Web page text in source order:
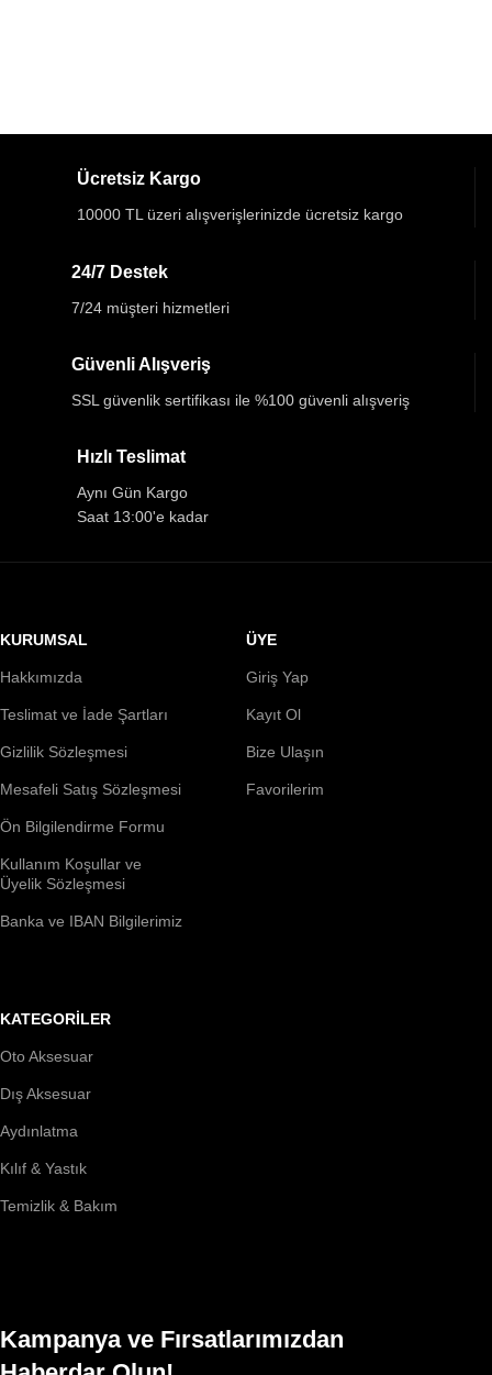
Ücretsiz Kargo
10000 TL üzeri alışverişlerinizde ücretsiz kargo
24/7 Destek
7/24 müşteri hizmetleri
Güvenli Alışveriş
SSL güvenlik sertifikası ile %100 güvenli alışveriş
Hızlı Teslimat
Aynı Gün Kargo
Saat 13:00'e kadar
KURUMSAL
Hakkımızda
Teslimat ve İade Şartları
Gizlilik Sözleşmesi
Mesafeli Satış Sözleşmesi
Ön Bilgilendirme Formu
Kullanım Koşullar ve
Üyelik Sözleşmesi
Banka ve IBAN Bilgilerimiz
ÜYE
Giriş Yap
Kayıt Ol
Bize Ulaşın
Favorilerim
KATEGORİLER
Oto Aksesuar
Dış Aksesuar
Aydınlatma
Kılıf & Yastık
Temizlik & Bakım
Kampanya ve Fırsatlarımızdan